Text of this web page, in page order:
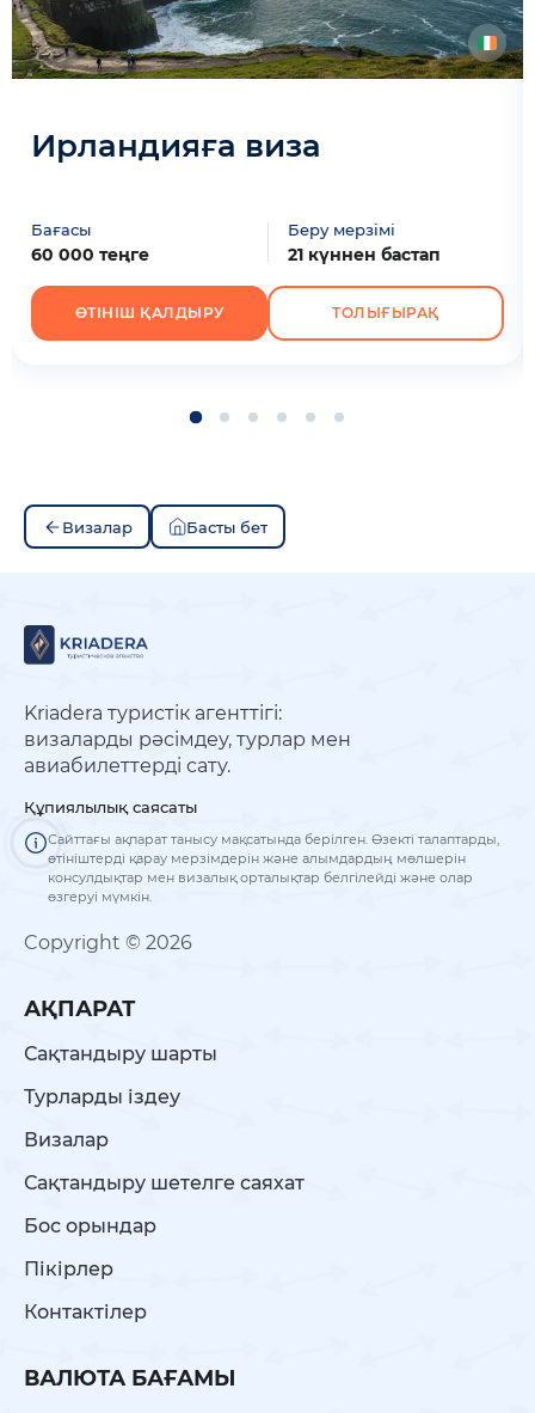
Ирландияға виза
Бағасы
60 000 теңге
Беру мерзімі
21 күннен бастап
ӨТІНІШ ҚАЛДЫРУ ТОЛЫҒЫРАҚ
Визалар Басты бет
Kriadera туристік агенттігі:
визаларды рәсімдеу, турлар мен
авиабилеттерді сату.
Құпиялылық саясаты
Сайттағы ақпарат танысу мақсатында берілген. Өзекті талаптарды,
өтініштерді қарау мерзімдерін және алымдардың мөлшерін
консулдықтар мен визалық орталықтар белгілейді және олар
өзгеруі мүмкін.
Copyright © 2026
АҚПАРАТ
Сақтандыру шарты
Турларды іздеу
Визалар
Сақтандыру шетелге саяхат
Бос орындар
Пікірлер
Контактілер
ВАЛЮТА БАҒАМЫ